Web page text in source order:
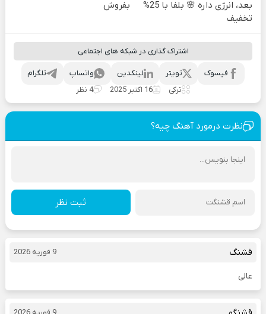
بعد، انرژی داره 🌸 بلفا با 25%
تخفیف
بفروش
اشتراک گذاری در شبکه های اجتماعی
تلگرام واتساپ لینکدین تویتر
فیسوک
ترکی
16 اکتبر 2025 4 نظر
نظرت درمورد آهنگ چیه؟
ثبت نظر
قشنگ 9 فوریه 2026
عالی